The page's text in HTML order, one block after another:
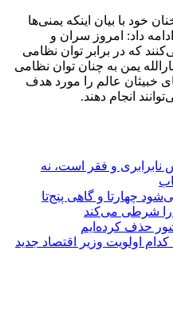
خود با بیان اینکه یمنی‌ها
داد: امروز سران و
که در برابر توان نظامی
یمن به چنان توان نظامی
خبیثان عالم را مورد هدف
انجام دهند.
نابرابری و فقر است، نه
چهارتا و گاهی پنج‌تا
را شرطی می‌کند
حذف کرده‌ایم
اولویت وزیر اقتصاد جدید